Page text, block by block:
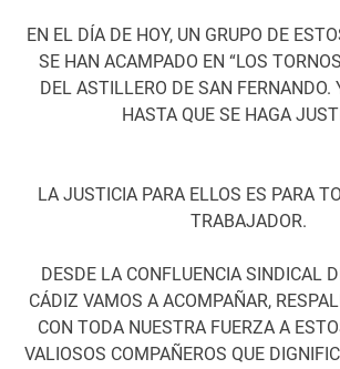
EN EL DÍA DE HOY, UN GRUPO DE
SE HAN ACAMPADO EN “LOS
DEL ASTILLERO DE SAN FERNANDO.
HASTA QUE SE HAGA
LA JUSTICIA PARA ELLOS ES PARA
TRABAJADOR.
DESDE LA CONFLUENCIA SINDICAL
CÁDIZ VAMOS A ACOMPAÑAR,
CON TODA NUESTRA FUERZA A
VALIOSOS COMPAÑEROS QUE